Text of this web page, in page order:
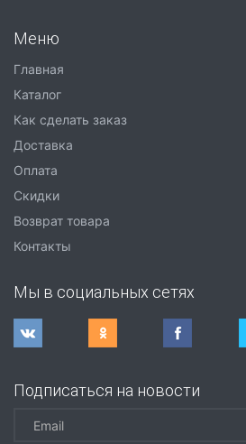
Меню
Главная
Каталог
Как сделать заказ
Доставка
Оплата
Скидки
Возврат товара
Контакты
Мы в социальных сетях
Подписаться на новости